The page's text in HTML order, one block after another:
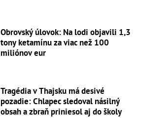
Obrovský úlovok: Na lodi objavili 1,3
tony ketamínu za viac než 100
miliónov eur
Tragédia v Thajsku má desivé
pozadie: Chlapec sledoval násilný
obsah a zbraň priniesol aj do školy